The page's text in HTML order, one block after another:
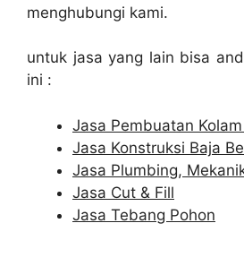
menghubungi kami.
untuk jasa yang lain bisa
ini :
Jasa Pembuatan
Jasa Konstruksi Baja
Jasa Plumbing,
Jasa Cut & Fill
Jasa Tebang Pohon